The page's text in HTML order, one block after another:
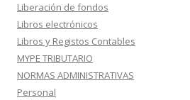
Liberación de fondos
Libros electrónicos
Libros y Registos Contables
MYPE TRIBUTARIO
NORMAS ADMINISTRATIVAS
Personal